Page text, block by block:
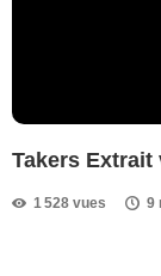
Takers Extrait
1 528 vues 9